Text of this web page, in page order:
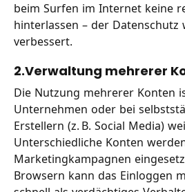
beim Surfen im Internet keine
hinterlassen – der Datenschutz
verbessert.
2.Verwaltung mehrerer
Die Nutzung mehrerer Konten
Unternehmen oder bei
Erstellern (z. B. Social Media)
Unterschiedliche Konten
Marketingkampagnen
Browsern kann das Einloggen